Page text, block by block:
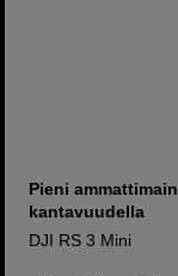
Pieni
kantavuudella
DJI RS 3 Mini